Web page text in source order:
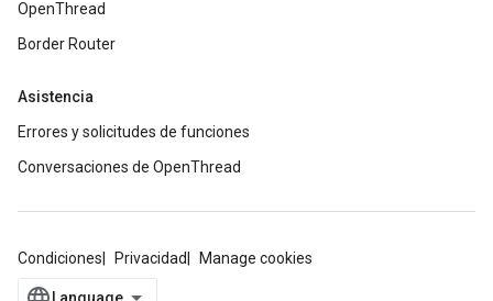
OpenThread
Border Router
Asistencia
Errores y solicitudes de funciones
Conversaciones de OpenThread
Condiciones Privacidad Manage cookies